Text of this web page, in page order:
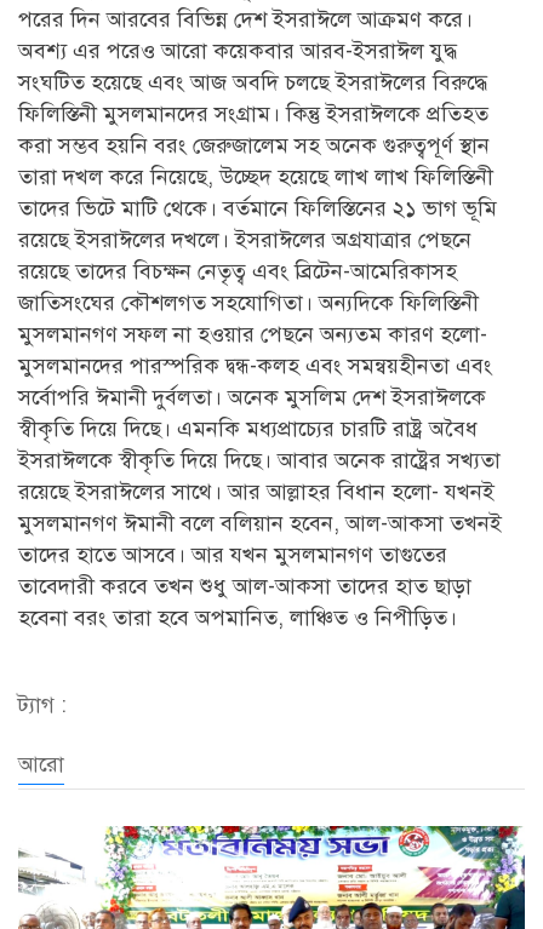
পরের দিন আরবের বিভিন্ন দেশ ইসরাঈলে আক্রমণ করে।
অবশ্য এর পরেও আরো কয়েকবার আরব-ইসরাঈল যুদ্ধ
সংঘটিত হয়েছে এবং আজ অবদি চলছে ইসরাঈলের বিরুদ্ধে
ফিলিস্তিনী মুসলমানদের সংগ্রাম। কিন্তু ইসরাঈলকে প্রতিহত
করা সম্ভব হয়নি বরং জেরুজালেম সহ অনেক গুরুত্বপূর্ণ স্থান
তারা দখল করে নিয়েছে, উচ্ছেদ হয়েছে লাখ লাখ ফিলিস্তিনী
তাদের ভিটে মাটি থেকে। বর্তমানে ফিলিস্তিনের ২১ ভাগ ভূমি
রয়েছে ইসরাঈলের দখলে। ইসরাঈলের অগ্রযাত্রার পেছনে
রয়েছে তাদের বিচক্ষন নেতৃত্ব এবং ব্রিটেন-আমেরিকাসহ
জাতিসংঘের কৌশলগত সহযোগিতা। অন্যদিকে ফিলিস্তিনী
মুসলমানগণ সফল না হওয়ার পেছনে অন্যতম কারণ হলো-
মুসলমানদের পারস্পরিক দ্বন্ধ-কলহ এবং সমন্বয়হীনতা এবং
সর্বোপরি ঈমানী দুর্বলতা। অনেক মুসলিম দেশ ইসরাঈলকে
স্বীকৃতি দিয়ে দিছে। এমনকি মধ্যপ্রাচ্যের চারটি রাষ্ট্র অবৈধ
ইসরাঈলকে স্বীকৃতি দিয়ে দিছে। আবার অনেক রাষ্ট্রের সখ্যতা
রয়েছে ইসরাঈলের সাথে। আর আল্লাহর বিধান হলো- যখনই
মুসলমানগণ ঈমানী বলে বলিয়ান হবেন, আল-আকসা তখনই
তাদের হাতে আসবে। আর যখন মুসলমানগণ তাগুতের
তাবেদারী করবে তখন শুধু আল-আকসা তাদের হাত ছাড়া
হবেনা বরং তারা হবে অপমানিত, লাঞ্চিত ও নিপীড়িত।
ট্যাগ :
আরো